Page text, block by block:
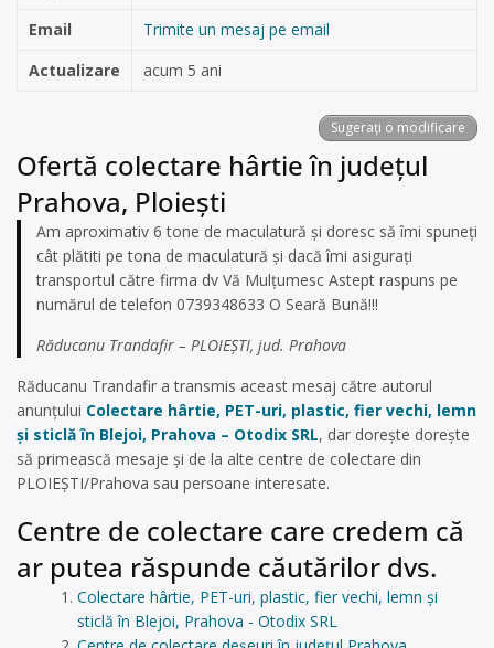
Email
Trimite un mesaj pe email
Actualizare
acum 5 ani
Sugerați o modificare
Ofertă colectare hârtie în județul
Prahova, Ploiești
Am aproximativ 6 tone de maculatură și doresc să îmi spuneți
cât plătiti pe tona de maculatură și dacă îmi asigurați
transportul către firma dv Vă Mulțumesc Astept raspuns pe
numărul de telefon 0739348633 O Seară Bună!!!
Răducanu Trandafir – PLOIEȘTI, jud. Prahova
Răducanu Trandafir a transmis aceast mesaj către autorul
anunțului Colectare hârtie, PET-uri, plastic, fier vechi, lemn
și sticlă în Blejoi, Prahova – Otodix SRL, dar dorește dorește
să primească mesaje și de la alte centre de colectare din
PLOIEȘTI/Prahova sau persoane interesate.
Centre de colectare care credem că
ar putea răspunde căutărilor dvs.
Colectare hârtie, PET-uri, plastic, fier vechi, lemn și
sticlă în Blejoi, Prahova - Otodix SRL